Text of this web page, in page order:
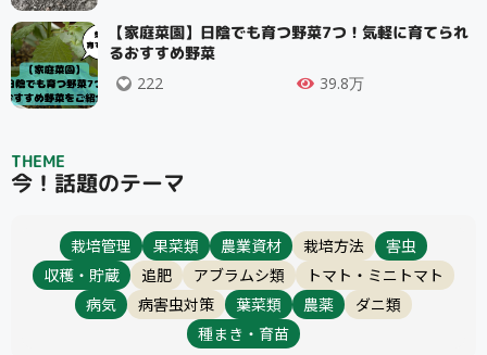
【家庭菜園】日陰でも育つ野菜7つ！気軽に育てられ
るおすすめ野菜
222 39.8万
THEME
今！話題のテーマ
栽培管理 果菜類 農業資材 栽培方法
害虫
収穫・貯蔵
追肥 アブラムシ類
トマト・ミニトマト
病気
病害虫対策 葉菜類 農薬
ダニ類
種まき・育苗